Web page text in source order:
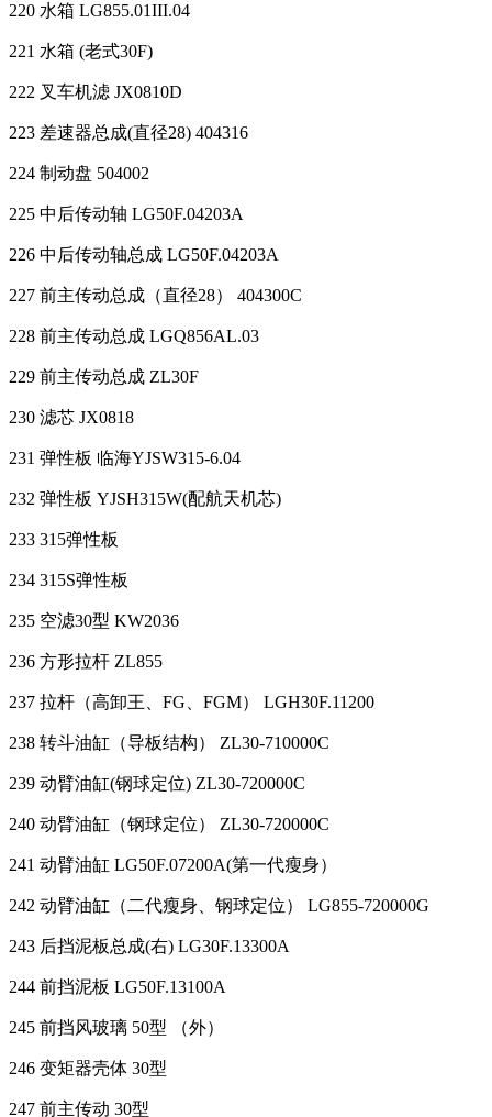
220 水箱 LG855.01III.04
221 水箱 (老式30F)
222 叉车机滤 JX0810D
223 差速器总成(直径28) 404316
224 制动盘 504002
225 中后传动轴 LG50F.04203A
226 中后传动轴总成 LG50F.04203A
227 前主传动总成（直径28） 404300C
228 前主传动总成 LGQ856AL.03
229 前主传动总成 ZL30F
230 滤芯 JX0818
231 弹性板 临海YJSW315-6.04
232 弹性板 YJSH315W(配航天机芯)
233 315弹性板
234 315S弹性板
235 空滤30型 KW2036
236 方形拉杆 ZL855
237 拉杆（高卸王、FG、FGM） LGH30F.11200
238 转斗油缸（导板结构） ZL30-710000C
239 动臂油缸(钢球定位) ZL30-720000C
240 动臂油缸（钢球定位） ZL30-720000C
241 动臂油缸 LG50F.07200A(第一代瘦身）
242 动臂油缸（二代瘦身、钢球定位） LG855-720000G
243 后挡泥板总成(右) LG30F.13300A
244 前挡泥板 LG50F.13100A
245 前挡风玻璃 50型 （外）
246 变矩器壳体 30型
247 前主传动 30型